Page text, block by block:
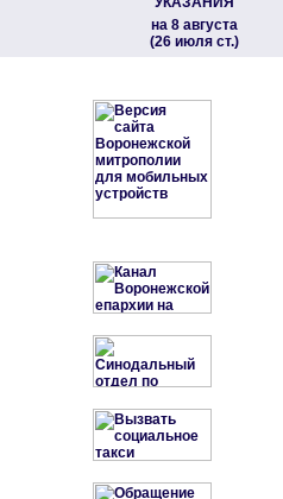
на 8 августа
(26 июля ст.)